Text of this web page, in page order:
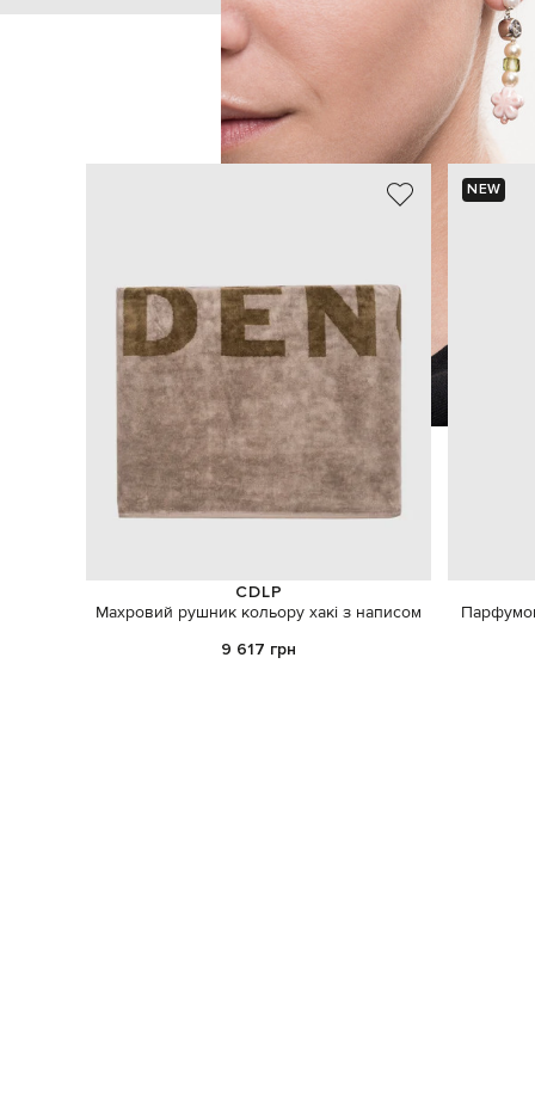
ШУКАЄТЕ НОВИЙ ОБРАЗ?
Давайте підберемо щось ще
CDLP
Махровий рушник кольору хакі з написом
9 617 грн
NEW